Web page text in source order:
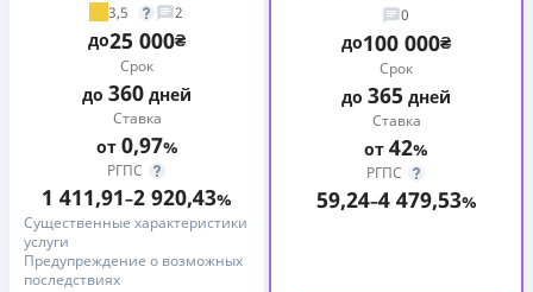
3,5 2
до25 000₴
Срок
до 360 дней
Ставка
от 0,97%
РГПС
1 411,91–2 920,43%
Существенные характеристики
услуги
Предупреждение о возможных
последствиях
0
до100 000₴
Срок
до 365 дней
Ставка
от 42%
РГПС
59,24–4 479,53%